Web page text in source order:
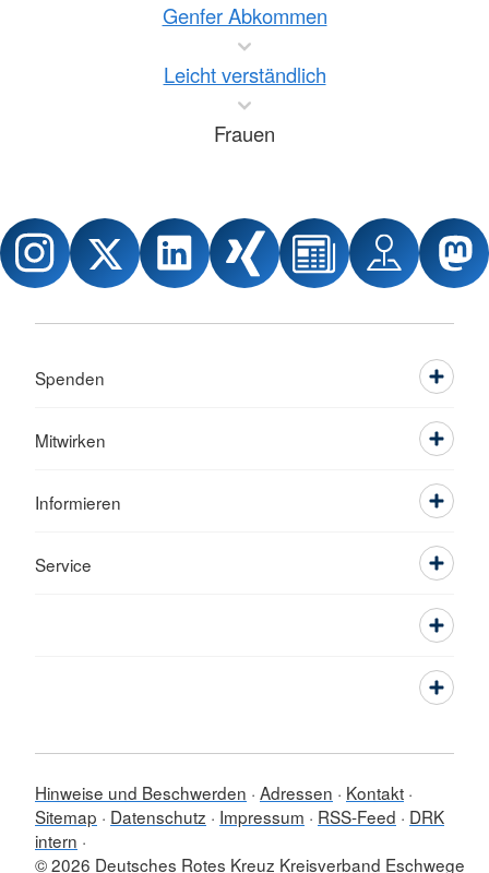
Genfer Abkommen
Leicht verständlich
Frauen
Spenden
Mitwirken
Informieren
Service
Hinweise und Beschwerden Adressen
Kontakt
Sitemap
Datenschutz Impressum RSS-Feed
DRK
intern
© 2026 Deutsches Rotes Kreuz Kreisverband Eschwege